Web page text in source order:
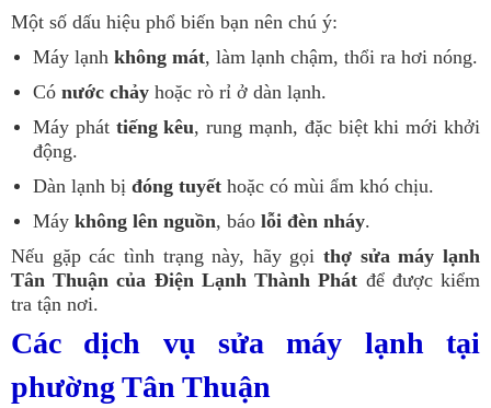
Một số dấu hiệu phổ biến bạn nên chú ý:
Máy lạnh không mát, làm lạnh chậm, thổi ra hơi nóng.
Có nước chảy hoặc rò rỉ ở dàn lạnh.
Máy phát tiếng kêu, rung mạnh, đặc biệt khi mới khởi
động.
Dàn lạnh bị đóng tuyết hoặc có mùi ẩm khó chịu.
Máy không lên nguồn, báo lỗi đèn nháy.
Nếu gặp các tình trạng này, hãy gọithợ sửa máy lạnh
Tân Thuận của Điện Lạnh Thành Phát để được kiểm
tra tận nơi.
Các dịch vụ sửa máy lạnh tại
phường Tân Thuận